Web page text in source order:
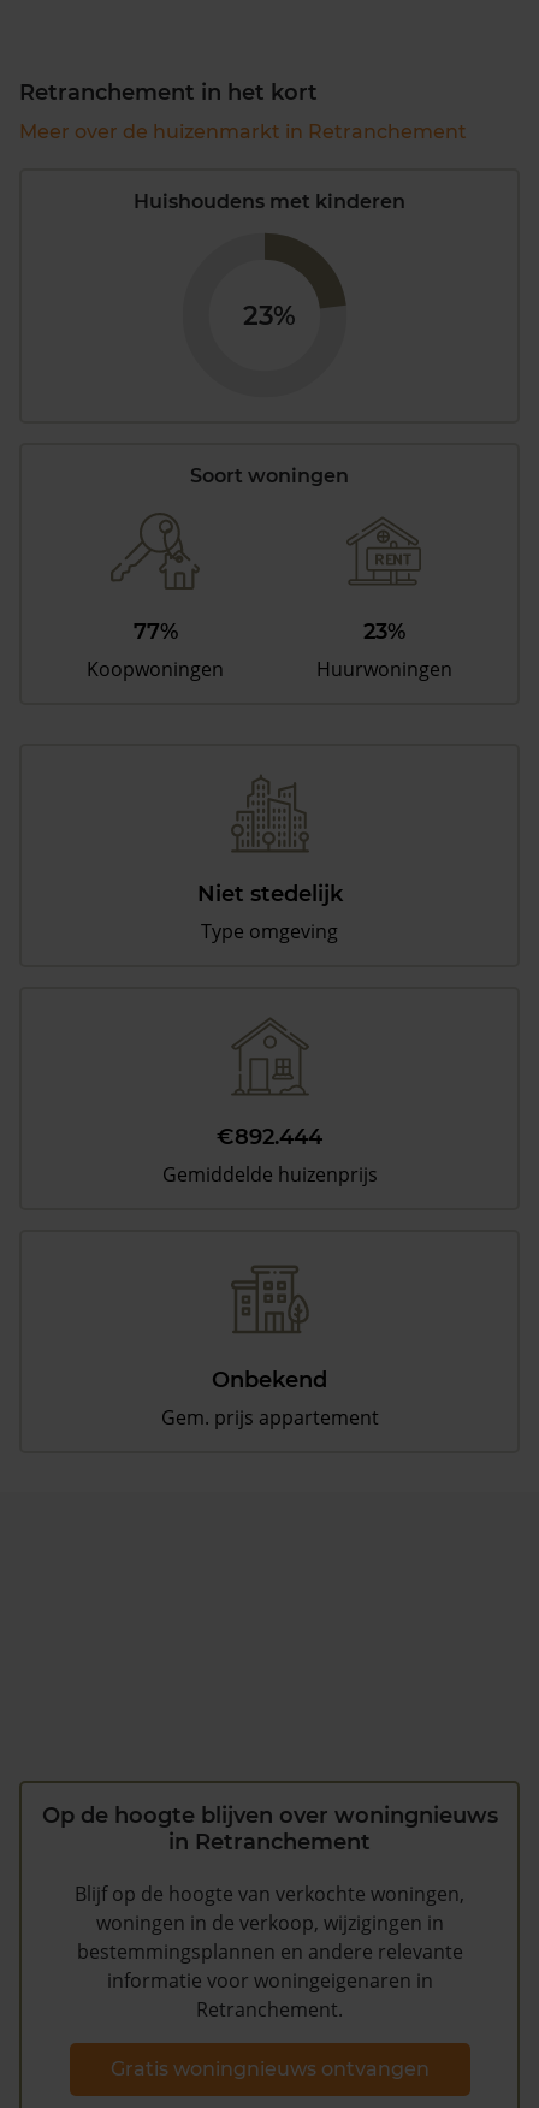
Retranchement in het kort
Meer over de huizenmarkt in Retranchement
Huishoudens met kinderen
23%
Soort woningen
77%
Koopwoningen
23%
Huurwoningen
Niet stedelijk
Type omgeving
€892.444
Gemiddelde huizenprijs
Onbekend
Gem. prijs appartement
Op de hoogte blijven over woningnieuws
in Retranchement
Blijf op de hoogte van verkochte woningen,
woningen in de verkoop, wijzigingen in
bestemmingsplannen en andere relevante
informatie voor woningeigenaren in
Retranchement.
Gratis woningnieuws ontvangen